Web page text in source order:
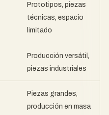
Prototipos, piezas
técnicas, espacio
limitado
Producción versátil,
piezas industriales
Piezas grandes,
producción en masa